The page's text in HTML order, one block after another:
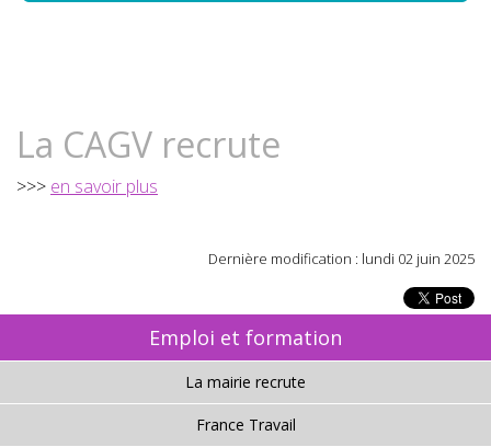
La CAGV recrute
>>> en savoir plus
Dernière modification : lundi 02 juin 2025
Emploi et formation
La mairie recrute
France Travail